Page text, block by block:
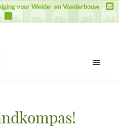
voor Weide- en Voederbouw